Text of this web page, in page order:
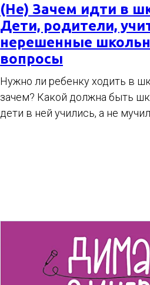
(Не) Зачем идти в
Дети, родители,
нерешенные
вопросы
Нужно ли ребенку ходить в
зачем? Какой должна быть
дети в ней учились, а не